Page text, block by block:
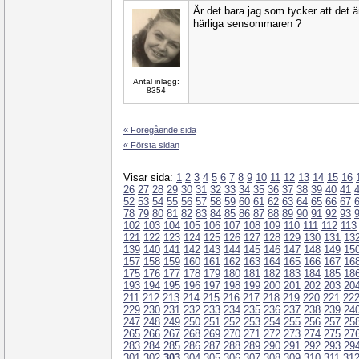
Antal inlägg:
8354
Är det bara jag som tycker att det
härliga sensommaren ?
« Föregående sida
« Första sidan
Visar sida: 1 2 3 4 5 6 7 8 9 10 11 12 13 14 15 16
26 27 28 29 30 31 32 33 34 35 36 37 38 39 40 41
52 53 54 55 56 57 58 59 60 61 62 63 64 65 66 67
78 79 80 81 82 83 84 85 86 87 88 89 90 91 92 93
102 103 104 105 106 107 108 109 110 111 112 113
121 122 123 124 125 126 127 128 129 130 131
139 140 141 142 143 144 145 146 147 148 149
157 158 159 160 161 162 163 164 165 166 167
175 176 177 178 179 180 181 182 183 184 185
193 194 195 196 197 198 199 200 201 202 203
211 212 213 214 215 216 217 218 219 220 221 222
229 230 231 232 233 234 235 236 237 238 239
247 248 249 250 251 252 253 254 255 256 257
265 266 267 268 269 270 271 272 273 274 275
283 284 285 286 287 288 289 290 291 292 293